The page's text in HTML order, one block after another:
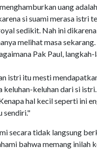
uang
si suami merasa istri
sedikit. Nah ini
melihat masa
Pak Paul,
istri itu mesti
keluhan dari si
hal kecil seperti ini
sendiri."
secara tidak langsung
bahwa memang inilah